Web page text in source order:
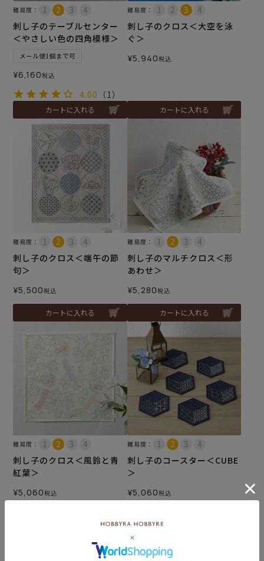
難易度：
刺し子のテーブルセンター
＜やさしい色の四角模様＞
メール便1個まで可
¥6,160税込
4.00 （1）
カートに入れる
難易度：
刺し子のクロス＜大空を泳
ぐ＞
¥5,940税込
カートに入れる
難易度：
刺し子のクロス＜端午の節
句＞
¥5,500税込
カートに入れる
難易度：
刺し子のマルチクロス＜形
あわせ＞
¥5,280税込
カートに入れる
難易度：
刺し子のクロス＜風鈴と青
紅葉＞
¥5,060税込
難易度：
刺し子のコースター＜CUBE
＞
¥5,060税込
カートに入れる